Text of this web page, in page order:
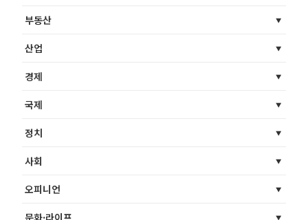
부동산
산업
경제
국제
정치
사회
오피니언
문화·라이프